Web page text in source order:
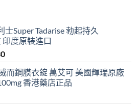
士Super Tadarise 勃起持久
度原裝進口
Price
$529
through
而鋼膜衣錠 萬艾可 美國輝瑞原廠
香港藥店正品